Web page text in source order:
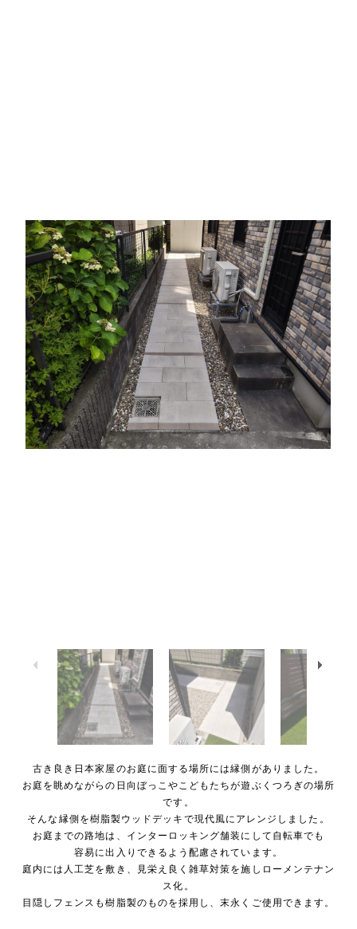
古き良き日本家屋のお庭に面する場所には縁側がありました。
お庭を眺めながらの日向ぼっこやこどもたちが遊ぶくつろぎの場所
です。
そんな縁側を樹脂製ウッドデッキで現代風にアレンジしました。
お庭までの路地は、インターロッキング舗装にして自転車でも
容易に出入りできるよう配慮されています。
庭内には人工芝を敷き、見栄え良く雑草対策を施しローメンテナン
ス化。
目隠しフェンスも樹脂製のものを採用し、末永くご使用できます。